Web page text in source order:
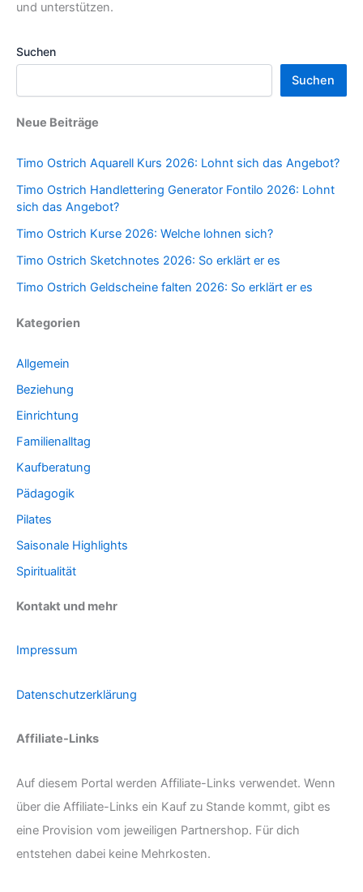
und unterstützen.
Suchen
Suchen
Neue Beiträge
Timo Ostrich Aquarell Kurs 2026: Lohnt sich das Angebot?
Timo Ostrich Handlettering Generator Fontilo 2026: Lohnt
sich das Angebot?
Timo Ostrich Kurse 2026: Welche lohnen sich?
Timo Ostrich Sketchnotes 2026: So erklärt er es
Timo Ostrich Geldscheine falten 2026: So erklärt er es
Kategorien
Allgemein
Beziehung
Einrichtung
Familienalltag
Kaufberatung
Pädagogik
Pilates
Saisonale Highlights
Spiritualität
Kontakt und mehr
Impressum
Datenschutzerklärung
Affiliate-Links
Auf diesem Portal werden Affiliate-Links verwendet. Wenn
über die Affiliate-Links ein Kauf zu Stande kommt, gibt es
eine Provision vom jeweiligen Partnershop. Für dich
entstehen dabei keine Mehrkosten.